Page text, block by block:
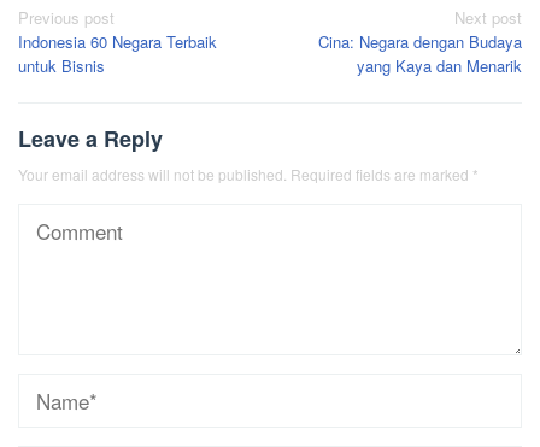
Post
navigation
Previous post
Indonesia 60 Negara Terbaik
untuk Bisnis
Next post
Cina: Negara dengan Budaya
yang Kaya dan Menarik
Leave a Reply
Your email address will not be published. Required fields are marked *